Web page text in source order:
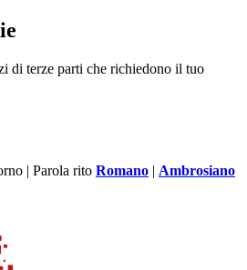
di terze parti che richiedono il tuo
| Parola rito Romano | Ambrosiano